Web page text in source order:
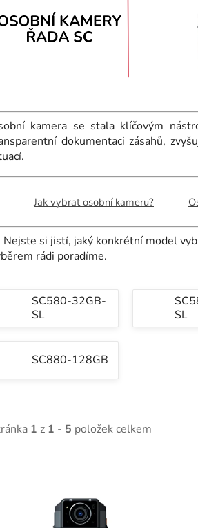
kamera se stala klíčovým
dokumentaci zásahů,
Jak vybrat osobní kameru?
Nejste si jistí, jaký konkrétní model
rádi poradíme.
SC580-32GB-
SL
SL
SC880-128GB
1 z 1 - 5 položek celkem